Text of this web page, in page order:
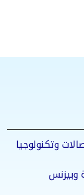
وتكنولوجيا
وبيزنس